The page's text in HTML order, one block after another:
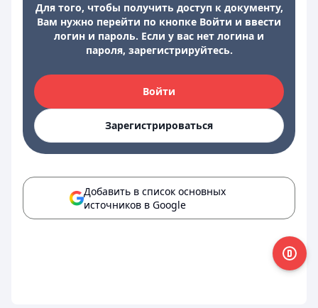
Для того, чтобы получить доступ к документу,
Вам нужно перейти по кнопке Войти и ввести
логин и пароль. Если у вас нет логина и
пароля, зарегистрируйтесь.
Войти
Зарегистрироваться
Добавить в список основных
источников в Google